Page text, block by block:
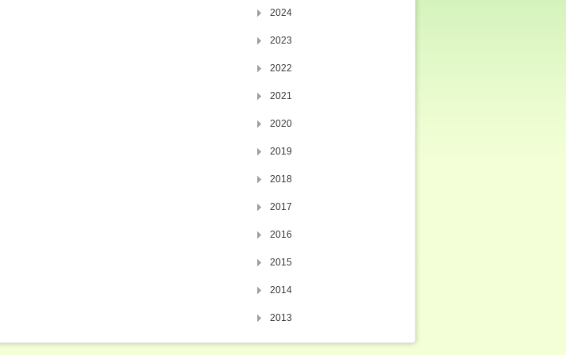
2024
2023
2022
2021
2020
2019
2018
2017
2016
2015
2014
2013